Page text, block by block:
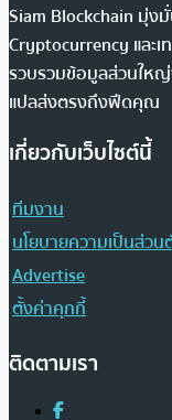
Siam Blockchain มุ่ง
Cryptocurrency และเ
รวบรวมข้อมูลส่วนใหญ่
แปลส่งตรงถึงฟีดคุณ
เกี่ยวกับเว็บไซต์นี้
ทีมงาน
นโยบายความเป็นส่วน
Advertise
ตั้งค่าคุกกี้
ติดตามเรา